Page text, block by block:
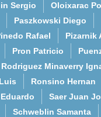
Sergio
Oloixarac
Paszkowski Diego
Rafael
Pizarnik
Pron Patricio
Rodriguez Minaverry
Ronsino Hernan
Saer Juan
Schweblin Samanta